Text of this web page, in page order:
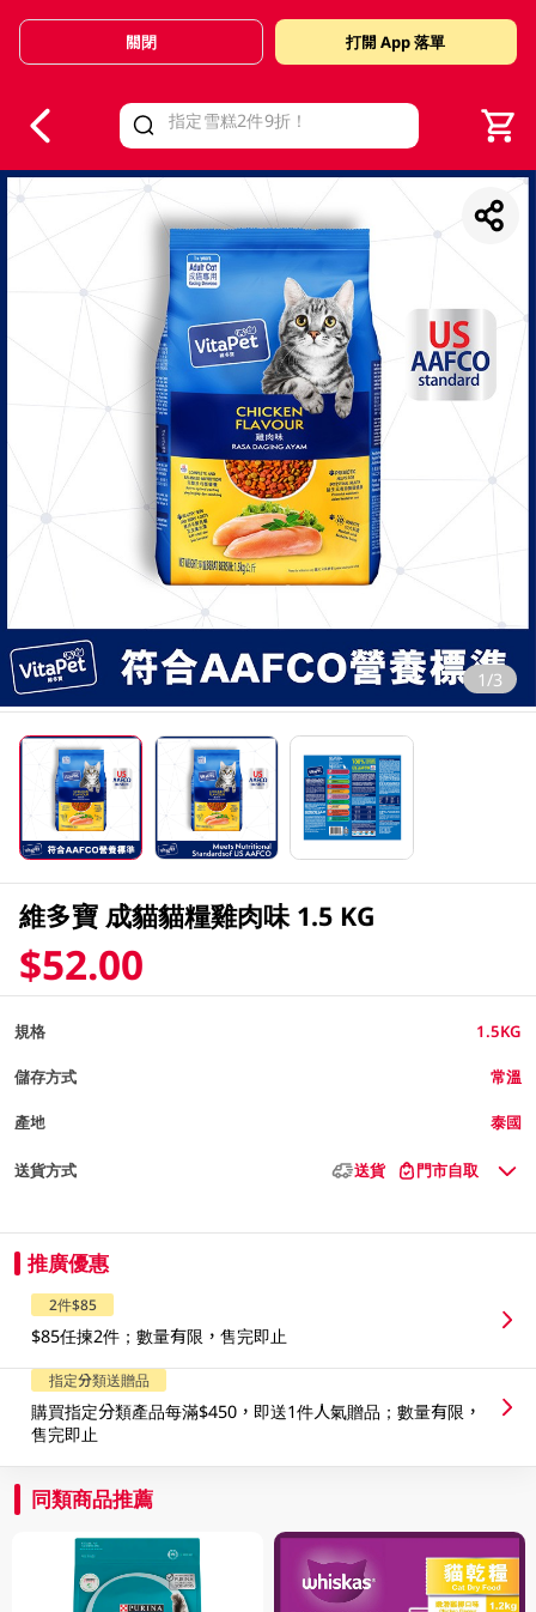
Valid Until 30 June 2026
關閉 打開 App 落單
1/3
維多寶 成貓貓糧雞肉味 1.5 KG
$52.00
規格 1.5KG
儲存方式 常溫
產地 泰國
送貨方式 送貨 門市自取
推廣優惠
2件$85
$85任揀2件；數量有限，售完即止
指定分類送贈品
購買指定分類產品每滿$450，即送1件人氣贈品；數量有限，
售完即止
同類商品推薦